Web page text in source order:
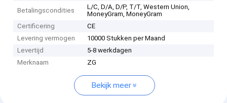
Betalingscondities
L/C, D/A, D/P, T/T, Western Union,
MoneyGram, MoneyGram
Certificering
CE
Levering vermogen
10000 Stukken per Maand
Levertijd
5-8 werkdagen
Merknaam
ZG
Bekijk meer